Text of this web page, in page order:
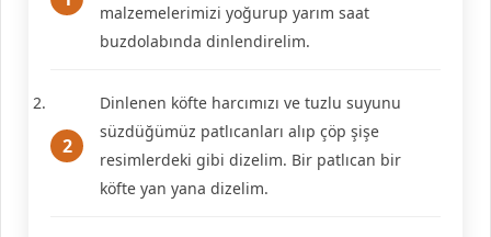
malzemelerimizi yoğurup yarım saat
buzdolabında dinlendirelim.
Dinlenen köfte harcımızı ve tuzlu suyunu
süzdüğümüz patlıcanları alıp çöp şişe
resimlerdeki gibi dizelim. Bir patlıcan bir
köfte yan yana dizelim.